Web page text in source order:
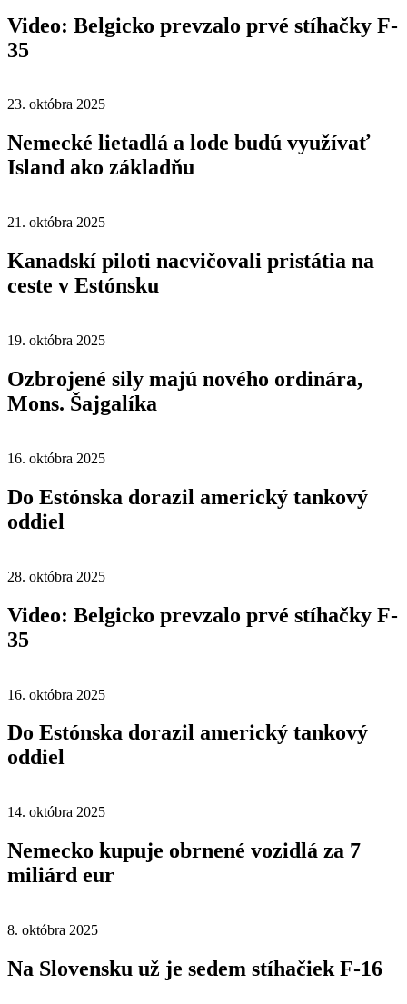
Video: Belgicko prevzalo prvé stíhačky F-
35
23. októbra 2025
Nemecké lietadlá a lode budú využívať
Island ako základňu
21. októbra 2025
Kanadskí piloti nacvičovali pristátia na
ceste v Estónsku
19. októbra 2025
Ozbrojené sily majú nového ordinára,
Mons. Šajgalíka
16. októbra 2025
Do Estónska dorazil americký tankový
oddiel
28. októbra 2025
Video: Belgicko prevzalo prvé stíhačky F-
35
16. októbra 2025
Do Estónska dorazil americký tankový
oddiel
14. októbra 2025
Nemecko kupuje obrnené vozidlá za 7
miliárd eur
8. októbra 2025
Na Slovensku už je sedem stíhačiek F-16